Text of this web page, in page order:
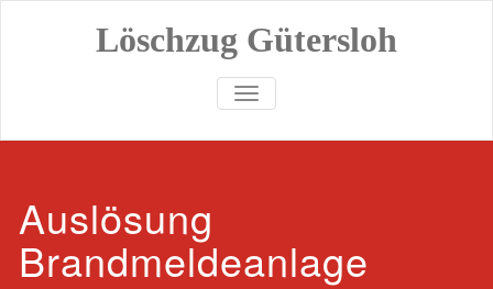
Löschzug Gütersloh
TOGGLE NAVIGATION
Auslösung
Brandmeldeanlage